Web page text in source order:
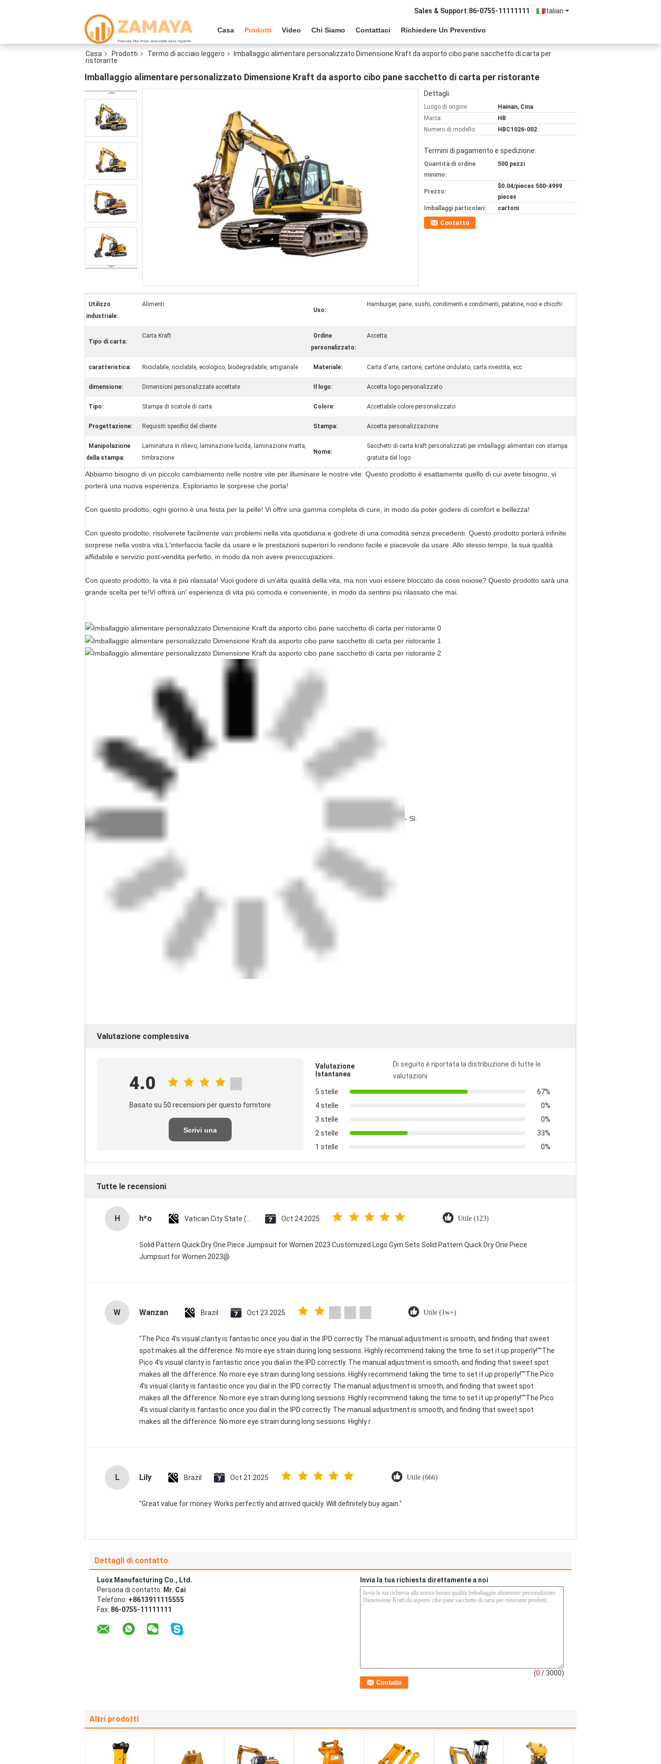
Italian
Sales & Support:86-0755-11111111
Casa Prodotti Video Chi Siamo Contattaci Richiedere Un Preventivo
Casa Prodotti Termo di acciaio leggero
Imballaggio alimentare personalizzato Dimensione Kraft da asporto cibo pane sacchetto di carta per
ristorante
Imballaggio alimentare personalizzato Dimensione Kraft da asporto cibo pane sacchetto di carta per ristorante
Dettagli:
Luogo di origine:
Hainan, Cina
Marca:
HB
Numero di modello:
HBC1026-002
Termini di pagamento e spedizione:
Quantità di ordine
minimo:
500 pezzi
Prezzo:
$0.04/pieces 500-4999
pieces
Imballaggi particolari:
cartoni
Contatto
Utilizzo
industriale:
Alimenti
Uso:
Hamburger, pane, sushi, condimenti e condimenti, patatine, noci e chicchi
Tipo di carta:
Carta Kraft
Ordine
personalizzato:
Accetta.
caratteristica: Riciclabile, riciclabile, ecologico, biodegradabile, artigianale Materiale: Carta d'arte, cartone, cartone ondulato, carta rivestita, ecc.
dimensione: Dimensioni personalizzate accettate Il logo: Accetta logo personalizzato
Tipo: Stampa di scatole di carta Colore: Accettabile colore personalizzato
Progettazione: Requisiti specifici del cliente Stampa: Accetta personalizzazione.
Manipolazione
della stampa:
Laminatura in rilievo, laminazione lucida, laminazione matta,
timbrazione
Nome:
Sacchetti di carta kraft personalizzati per imballaggi alimentari con stampa
gratuita del logo
Abbiamo bisogno di un piccolo cambiamento nelle nostre vite per illuminare le nostre vite. Questo prodotto è esattamente quello di cui avete bisogno, vi
porterà una nuova esperienza. Esploriamo le sorprese che porta!
Con questo prodotto, ogni giorno è una festa per la pelle! Vi offre una gamma completa di cure, in modo da poter godere di comfort e bellezza!
Con questo prodotto, risolverete facilmente vari problemi nella vita quotidiana e godrete di una comodità senza precedenti. Questo prodotto porterà infinite
sorprese nella vostra vita.L'interfaccia facile da usare e le prestazioni superiori lo rendono facile e piacevole da usare. Allo stesso tempo, la sua qualità
affidabile e servizio post-vendita perfetto, in modo da non avere preoccupazioni.
Con questo prodotto, la vita è più rilassata! Vuoi godere di un'alta qualità della vita, ma non vuoi essere bloccato da cose noiose? Questo prodotto sarà una
grande scelta per te!Vi offrirà un' esperienza di vita più comoda e conveniente, in modo da sentirsi più rilassato che mai.
- Sì.
Valutazione complessiva
4.0
Basato su 50 recensioni per questo fornitore
Scrivi una
Valutazione
Istantanea
Di seguito è riportata la distribuzione di tutte le
valutazioni
5 stelle
67%
4 stelle
0%
3 stelle
0%
2 stelle
33%
1 stelle
0%
Tutte le recensioni
H h*o Oct 24.2025 Utile (123)
Solid Pattern Quick Dry One Piece Jumpsuit for Women 2023 Customized Logo Gym Sets Solid Pattern Quick Dry One Piece
Jumpsuit for Women 2023@
W Wanzan Brazil Oct 23.2025 Utile (1w+)
"The Pico 4's visual clarity is fantastic once you dial in the IPD correctly. The manual adjustment is smooth, and finding that sweet
spot makes all the difference. No more eye strain during long sessions. Highly recommend taking the time to set it up properly!""The
Pico 4's visual clarity is fantastic once you dial in the IPD correctly. The manual adjustment is smooth, and finding that sweet spot
makes all the difference. No more eye strain during long sessions. Highly recommend taking the time to set it up properly!""The Pico
4's visual clarity is fantastic once you dial in the IPD correctly. The manual adjustment is smooth, and finding that sweet spot
makes all the difference. No more eye strain during long sessions. Highly recommend taking the time to set it up properly!""The Pico
4's visual clarity is fantastic once you dial in the IPD correctly. The manual adjustment is smooth, and finding that sweet spot
makes all the difference. No more eye strain during long sessions. Highly r
L Lily Brazil Oct 21.2025 Utile (666)
"Great value for money. Works perfectly and arrived quickly. Will definitely buy again."
Dettagli di contatto
Luox Manufacturing Co., Ltd.
Persona di contatto: Mr. Cai
Telefono: +8613911115555
Fax: 86-0755-11111111
Invia la tua richiesta direttamente a noi
(0 / 3000)
Altri prodotti